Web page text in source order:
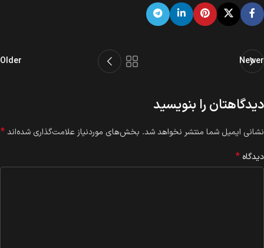
Newer
Older
دیدگاهتان را بنویسید
نشانی ایمیل شما منتشر نخواهد شد. بخش‌های موردنیاز علامت‌گذاری شده‌اند*
دیدگاه *